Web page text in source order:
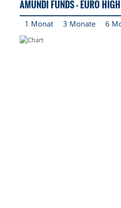
AMUNDI FUNDS - EURO
1 Monat 3 Monate 6